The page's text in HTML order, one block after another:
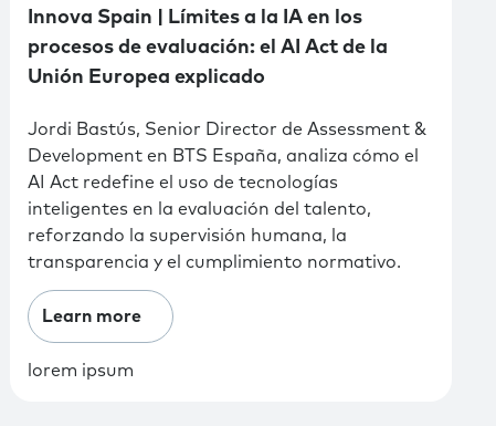
Innova Spain | Límites a la IA en los
procesos de evaluación: el AI Act de la
Unión Europea explicado
Jordi Bastús, Senior Director de Assessment &
Development en BTS España, analiza cómo el
AI Act redefine el uso de tecnologías
inteligentes en la evaluación del talento,
reforzando la supervisión humana, la
transparencia y el cumplimiento normativo.
Learn more
lorem ipsum